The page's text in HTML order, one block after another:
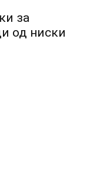
за
од ниски